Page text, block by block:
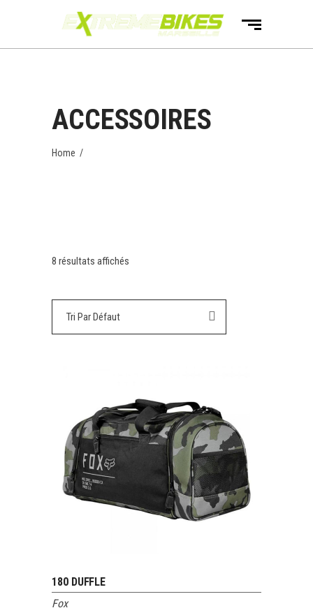
ACCESSOIRES
Home /
8 résultats affichés
Tri Par Défaut
180 DUFFLE
Fox